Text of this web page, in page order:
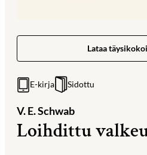
Lataa
E-kirja Sidottu
V. E. Schwab
Loihdittu